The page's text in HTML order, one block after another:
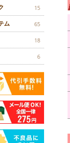
15
ム 65
18
6